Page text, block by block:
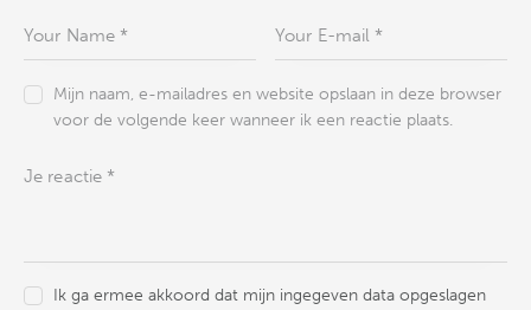
Mijn naam, e-mailadres en website opslaan in deze browser
voor de volgende keer wanneer ik een reactie plaats.
Ik ga ermee akkoord dat mijn ingegeven data opgeslagen